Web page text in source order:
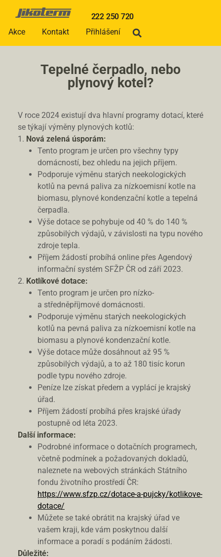
222 250 720
Akce
Kontakt Přihlášení
Tepelné čerpadlo, nebo
plynový kotel?
V roce 2024 existují dva hlavní programy dotací, které
se týkají výměny plynových kotlů:
Nová zelená úsporám:
Tento program je určen pro všechny typy
domácností, bez ohledu na jejich příjem.
Podporuje výměnu starých neekologických
kotlů na pevná paliva za nízkoemisní kotle na
biomasu, plynové kondenzační kotle a tepelná
čerpadla.
Výše dotace se pohybuje od 40 % do 140 %
způsobilých výdajů, v závislosti na typu nového
zdroje tepla.
Příjem žádostí probíhá online přes Agendový
informační systém SFŽP ČR od září 2023.
Kotlíkové dotace:
Tento program je určen pro nízko-
a středněpříjmové domácnosti.
Podporuje výměnu starých neekologických
kotlů na pevná paliva za nízkoemisní kotle na
biomasu a plynové kondenzační kotle.
Výše dotace může dosáhnout až 95 %
způsobilých výdajů, a to až 180 tisíc korun
podle typu nového zdroje.
Peníze lze získat předem a vyplácí je krajský
úřad.
Příjem žádostí probíhá přes krajské úřady
postupně od léta 2023.
Další informace:
Podrobné informace o dotačních programech,
včetně podmínek a požadovaných dokladů,
naleznete na webových stránkách Státního
fondu životního prostředí ČR:
https://www.sfzp.cz/dotace-a-pujcky/kotlikove-
dotace/
Můžete se také obrátit na krajský úřad ve
vašem kraji, kde vám poskytnou další
informace a poradí s podáním žádosti.
Důležité: